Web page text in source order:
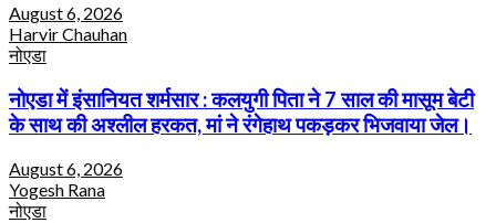
August 6, 2026
Harvir Chauhan
नोएडा
नोएडा में इंसानियत शर्मसार : कलयुगी पिता ने 7 साल की मासूम बेटी
के साथ की अश्लील हरकत, मां ने रंगेहाथ पकड़कर भिजवाया जेल।
August 6, 2026
Yogesh Rana
नोएडा